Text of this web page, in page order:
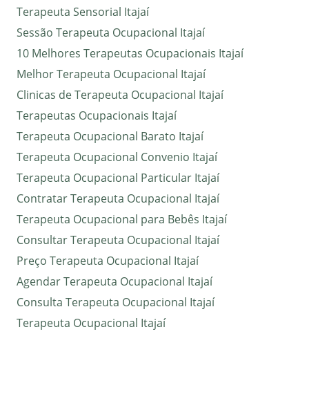
Terapeuta Sensorial Itajaí
Sessão Terapeuta Ocupacional Itajaí
10 Melhores Terapeutas Ocupacionais Itajaí
Melhor Terapeuta Ocupacional Itajaí
Clinicas de Terapeuta Ocupacional Itajaí
Terapeutas Ocupacionais Itajaí
Terapeuta Ocupacional Barato Itajaí
Terapeuta Ocupacional Convenio Itajaí
Terapeuta Ocupacional Particular Itajaí
Contratar Terapeuta Ocupacional Itajaí
Terapeuta Ocupacional para Bebês Itajaí
Consultar Terapeuta Ocupacional Itajaí
Preço Terapeuta Ocupacional Itajaí
Agendar Terapeuta Ocupacional Itajaí
Consulta Terapeuta Ocupacional Itajaí
Terapeuta Ocupacional Itajaí